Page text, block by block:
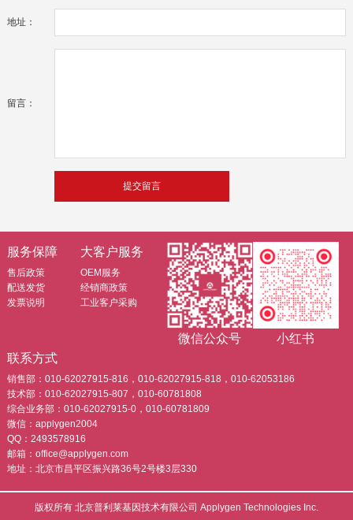
地址：
留言：
服务保障
售后政策
配送发货
发票说明
大客户服务
OEM服务
经销商政策
工业客户采购
微信公众号
小红书
联系方式
销售部：010-62027915-816，010-62027915-818，010-62053186
技术部：010-62027915-807，010-60781808
综合业务部：010-62027915-0，010-60781809
微信：applygen2004
QQ：2493578916
邮箱：office@applygen.com
地址：北京市昌平区振兴路36号2号楼3层330
版权所有 北京普利莱基因技术有限公司 Applygen Technologies Inc.